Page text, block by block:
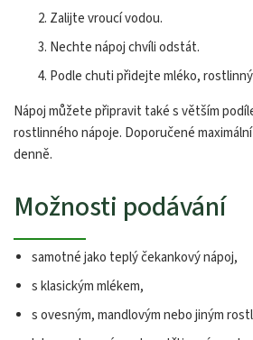
Zalijte vroucí vodou.
Nechte nápoj chvíli odstát.
Podle chuti přidejte mléko,
Nápoj můžete připravit také s větším
rostlinného nápoje. Doporučené
denně.
Možnosti podávání
samotné jako teplý čekankový nápoj,
s klasickým mlékem,
s ovesným, mandlovým nebo jiným